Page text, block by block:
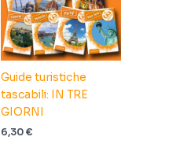
Guide turistiche
tascabili: IN TRE
GIORNI
6,30€